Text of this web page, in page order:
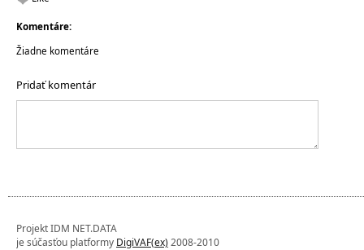
Komentáre:
Žiadne komentáre
Pridať komentár
Projekt IDM NET.DATA
je súčasťou platformy DigiVAF(ex)2008-2010